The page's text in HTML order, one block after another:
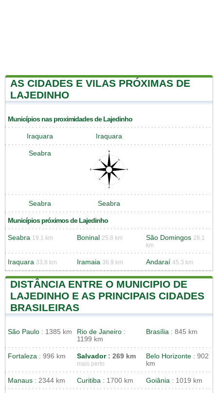
AS CIDADES E VILAS PRÓXIMAS DE
LAJEDINHO
Municípios nas proximidades de Lajedinho
Iraquara Iraquara
Seabra
Seabra Seabra
Municípios próximos de Lajedinho
Seabra 19.1 km Boninal 25.8 km São Domingos 28.1
km
Iraquara 33.8 km Iramaia 36.9 km Andaraí 45.3 km
DISTÂNCIA ENTRE O MUNICIPIO DE
LAJEDINHO E AS PRINCIPAIS CIDADES
BRASILEIRAS
São Paulo : 1385 km Rio de Janeiro :
1199 km
Brasília : 845 km
Fortaleza : 996 km Salvador: 269 km
mais perto
Belo Horizonte : 902
km
Manaus : 2344 km Curitiba : 1700 km Goiânia : 1019 km